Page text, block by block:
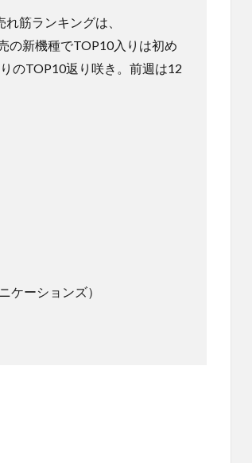
筋ランキングは、
の新機種でTOP10入りは初め
のTOP10返り咲き。前週は12
ーションズ）